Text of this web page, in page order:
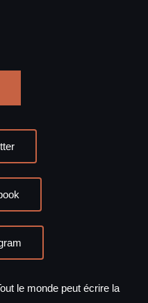
le monde peut écrire la